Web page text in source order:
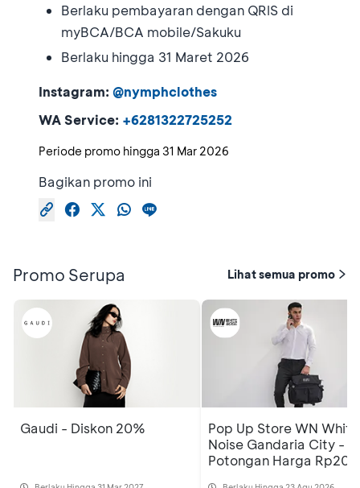
Berlaku pembayaran dengan QRIS di
myBCA/BCA mobile/Sakuku
Berlaku hingga 31 Maret 2026
Instagram: @nymphclothes
WA Service: +6281322725252
Periode promo hingga 31 Mar 2026
Bagikan promo ini
Promo Serupa Lihat semua promo
Gaudi - Diskon 20%
Pop Up Store WN White
Noise Gandaria City -
Potongan Harga Rp200